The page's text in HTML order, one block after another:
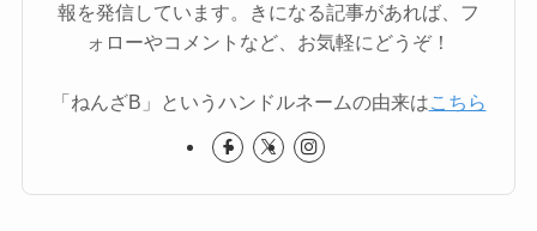
報を発信しています。きになる記事があれば、フ
ォローやコメントなど、お気軽にどうぞ！
「ねんざB」というハンドルネームの由来はこちら